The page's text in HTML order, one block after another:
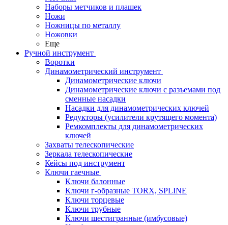
Наборы метчиков и плашек
Ножи
Ножницы по металлу
Ножовки
Еще
Ручной инструмент
Воротки
Динамометрический инструмент
Динамометрические ключи
Динамометрические ключи с разъемами под
сменные насадки
Насадки для динамометрических ключей
Редукторы (усилители крутящего момента)
Ремкомплекты для динамометрических
ключей
Захваты телескопические
Зеркала телескопические
Кейсы под инструмент
Ключи гаечные
Ключи балонные
Ключи г-образные TORX, SPLINE
Ключи торцевые
Ключи трубные
Ключи шестигранные (имбусовые)